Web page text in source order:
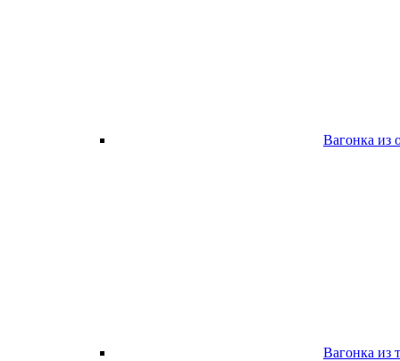
Вагонка из
Вагонка из